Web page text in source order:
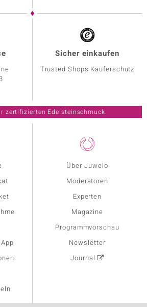
Über Juwelo
Moderatoren
Experten
Magazine
Programmvorschau
Newsletter
Journal
Sicher einkaufen
Trusted Shops Käuferschutz
zertifizierten Edelsteinschmuck.